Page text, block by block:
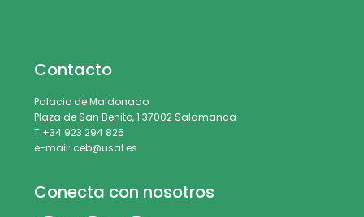
Contacto
Palacio de Maldonado
Plaza de San Benito, 1 37002 Salamanca
T +34 923 294 825
e-mail: ceb@usal.es
Conecta con nosotros